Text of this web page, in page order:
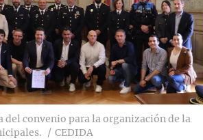
del convenio para la organización de la
CEDIDA